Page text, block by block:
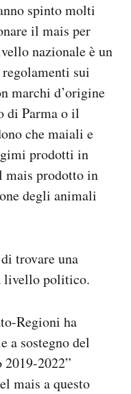
spinto molti
il mais per
nazionale è un
sui
marchi d’origine
di Parma o il
che maiali e
prodotti in
mais prodotto in
degli animali
trovare una
livello politico.
Regioni ha
a sostegno del
2022”
mais a questo